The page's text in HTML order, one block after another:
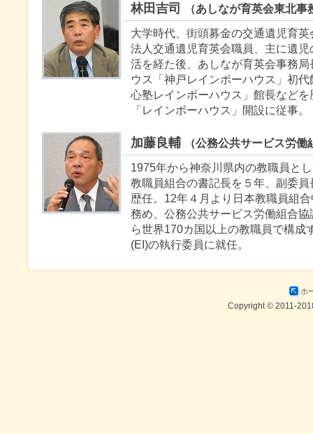
林田吉司 （あしなが育英会東北事
大学時代、街頭募金の交通遺児育
法人交通遺児育英会職員、主に遺
活を経た後、あしなが育英会事務
ウス「神戸レインボーハウス」初
心塾レインボーハウス」館長など
「レインボーハウス」開設に従事。
加藤良輔 （公務公共サービス労
1975年から神奈川県内の教職員と
教職員組合の書記長を５年、副委
歴任。12年４月より日本教職員組
務め、公務公共サービス労働組合
ら世界170カ国以上の教職員で構成
(EI)の執行委員に就任。
ホ
Copyright © 2011-